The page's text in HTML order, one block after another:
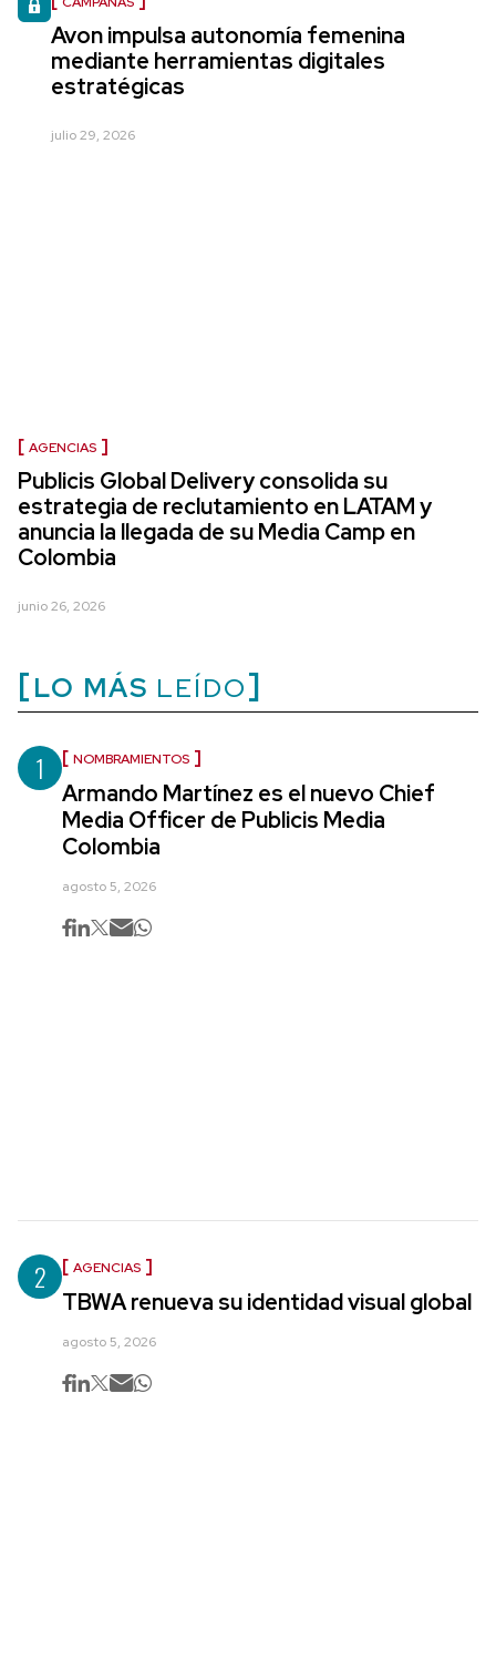
Avon impulsa autonomía femenina
mediante herramientas digitales
estratégicas
julio 29, 2026
AGENCIAS
Publicis Global Delivery consolida su
estrategia de reclutamiento en LATAM y
anuncia la llegada de su Media Camp en
Colombia
junio 26, 2026
LO MÁS LEÍDO
1 NOMBRAMIENTOS
Armando Martínez es el nuevo Chief
Media Officer de Publicis Media
Colombia
agosto 5, 2026
2 AGENCIAS
TBWA renueva su identidad visual global
agosto 5, 2026